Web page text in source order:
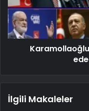
İlgili Makaleler